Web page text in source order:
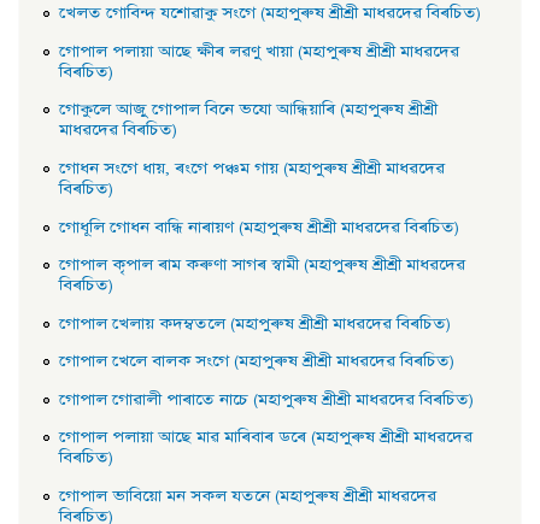
খেলত গোবিন্দ যশোৱাকু সংগে (মহাপুৰুষ শ্ৰীশ্ৰী মাধৱদেৱ বিৰচিত)
গােপাল পলায়া আছে ক্ষীৰ লৱণু খায়া (মহাপুৰুষ শ্ৰীশ্ৰী মাধৱদেৱ
বিৰচিত)
গােকুলে আজু গােপাল বিনে ভযাে আন্ধিয়াৰি (মহাপুৰুষ শ্ৰীশ্ৰী
মাধৱদেৱ বিৰচিত)
গােধন সংগে ধায়, ৰংগে পঞ্চম গায় (মহাপুৰুষ শ্ৰীশ্ৰী মাধৱদেৱ
বিৰচিত)
গােধূলি গােধন বান্ধি নাৰায়ণ (মহাপুৰুষ শ্ৰীশ্ৰী মাধৱদেৱ বিৰচিত)
গােপাল কৃপাল ৰাম কৰুণা সাগৰ স্বামী (মহাপুৰুষ শ্ৰীশ্ৰী মাধৱদেৱ
বিৰচিত)
গােপাল খেলায় কদম্বতলে (মহাপুৰুষ শ্ৰীশ্ৰী মাধৱদেৱ বিৰচিত)
গােপাল খেলে বালক সংগে (মহাপুৰুষ শ্ৰীশ্ৰী মাধৱদেৱ বিৰচিত)
গােপাল গােৱালী পাৰাতে নাচে (মহাপুৰুষ শ্ৰীশ্ৰী মাধৱদেৱ বিৰচিত)
গােপাল পলায়া আছে মাৱ মাৰিবাৰ ডৰে (মহাপুৰুষ শ্ৰীশ্ৰী মাধৱদেৱ
বিৰচিত)
গােপাল ভাবিয়ো মন সকল যতনে (মহাপুৰুষ শ্ৰীশ্ৰী মাধৱদেৱ
বিৰচিত)